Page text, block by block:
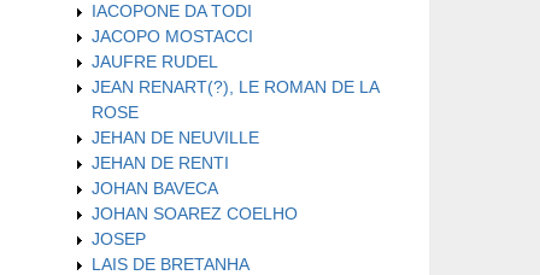
IACOPONE DA TODI
JACOPO MOSTACCI
JAUFRE RUDEL
JEAN RENART(?), LE ROMAN DE LA
ROSE
JEHAN DE NEUVILLE
JEHAN DE RENTI
JOHAN BAVECA
JOHAN SOAREZ COELHO
JOSEP
LAIS DE BRETANHA